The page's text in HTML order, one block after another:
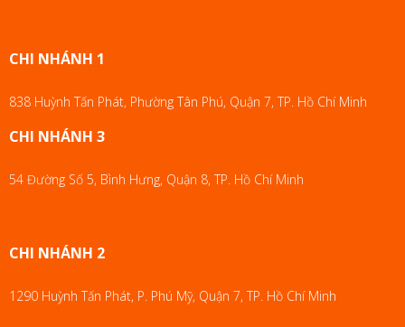
CHI NHÁNH 1
838 Huỳnh Tấn Phát, Phường Tân Phú, Quận 7, TP. Hồ Chí Minh
CHI NHÁNH 3
54 Đường Số 5, Bình Hưng, Quận 8, TP. Hồ Chí Minh
CHI NHÁNH 2
1290 Huỳnh Tấn Phát, P. Phú Mỹ, Quận 7, TP. Hồ Chí Minh